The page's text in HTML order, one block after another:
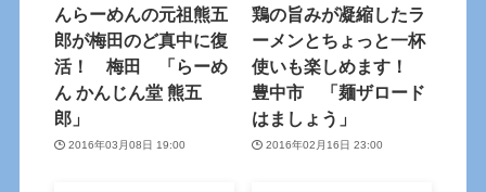
んらーめんの元祖熊五
郎が梅田のど真中に復
活！ 梅田 「らーめ
ん かんじん堂 熊五
郎」
2016年03月08日 19:00
鶏の旨みが凝縮したラ
ーメンとちょっと一杯
使いも楽しめます！
豊中市 「麺ザロード
はましょう」
2016年02月16日 23:00